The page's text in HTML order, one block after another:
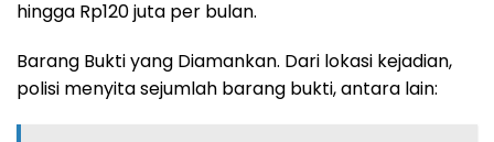
hingga Rp120 juta per bulan.
Barang Bukti yang Diamankan. Dari lokasi kejadian,
polisi menyita sejumlah barang bukti, antara lain: